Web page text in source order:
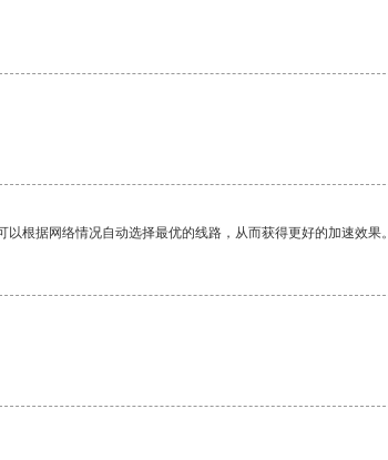
根据网络情况自动选择最优的线路，从而获得更好的加速效果。